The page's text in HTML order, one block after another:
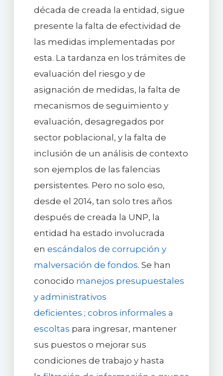
década de creada la entidad, sigue
presente la falta de efectividad de
las medidas implementadas por
esta. La tardanza en los trámites de
evaluación del riesgo y de
asignación de medidas, la falta de
mecanismos de seguimiento y
evaluación, desagregados por
sector poblacional, y la falta de
inclusión de un análisis de contexto
son ejemplos de las falencias
persistentes. Pero no solo eso,
desde el 2014, tan solo tres años
después de creada la UNP, la
entidad ha estado involucrada
en escándalos de corrupción y
malversación de fondos. Se han
conocido manejos presupuestales
y administrativos
deficientes ; cobros informales a
escoltas para ingresar, mantener
sus puestos o mejorar sus
condiciones de trabajo y hasta